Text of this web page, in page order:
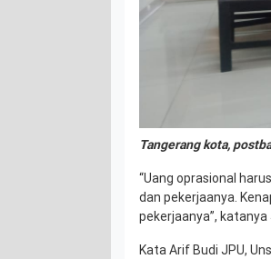
Tangerang kota,
“Uang oprasional
dan pekerjaanya.
pekerjaanya”, katanya
Kata Arif Budi JPU,